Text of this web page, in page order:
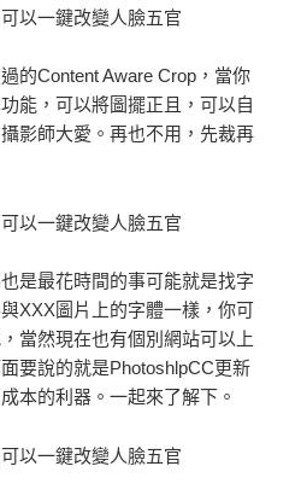
的Content Aware Crop，當你
能，可以將圖擺正且，可以自
影師大愛。再也不用，先裁再
是最花時間的事可能就是找字
XXX圖片上的字體一樣，你可
當然現在也有個別網站可以上
要說的就是PhotoshlpCC更新
本的利器。一起來了解下。